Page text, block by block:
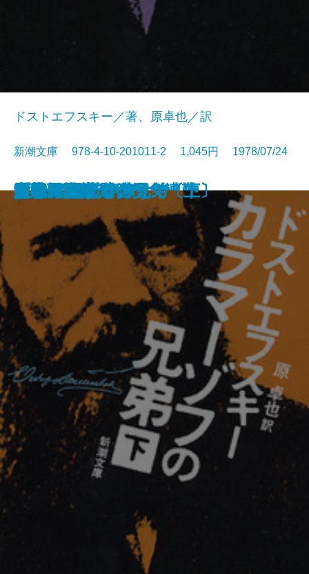
日本百名山
男振
アイガー北壁・気象遭難
男たちのかいた絵
太郎物語(高校編)
四日のあやめ
明治・父・アメリカ
人民は弱し 官吏は強し
文車日記
カラマーゾフの兄弟〔中〕
ドストエフスキー／著、原卓也／訳
新潮文庫 978-4-10-201011-2 1,045円 1978/07/24
カラマーゾフの兄弟〔下〕
カラマーゾフの兄弟〔上〕
ブランコのむこうで
おれに関する噂
忍者丹波大介
女神
零式戦闘機
妄想銀行
愛の年代記
八甲田山死の彷徨